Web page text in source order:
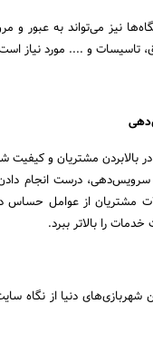
نیز می‌تواند به عبور و
تاسیسات و .... مورد نیاز
مشتریان و کیفیت
درست انجام
مشتریان از عوامل حساس
را بالاتر ببرد.